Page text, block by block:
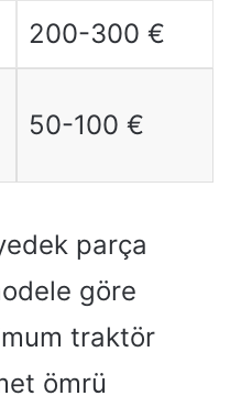
200-300 €
50-100 €
parça
göre
traktör
ömrü